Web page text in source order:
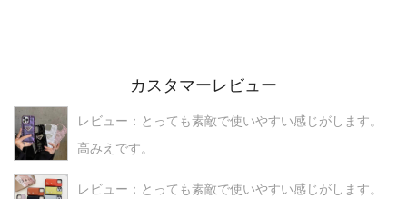
カスタマーレビュー
レビュー：とっても素敵で使いやすい感じがします。
高みえです。
レビュー：とっても素敵で使いやすい感じがします。